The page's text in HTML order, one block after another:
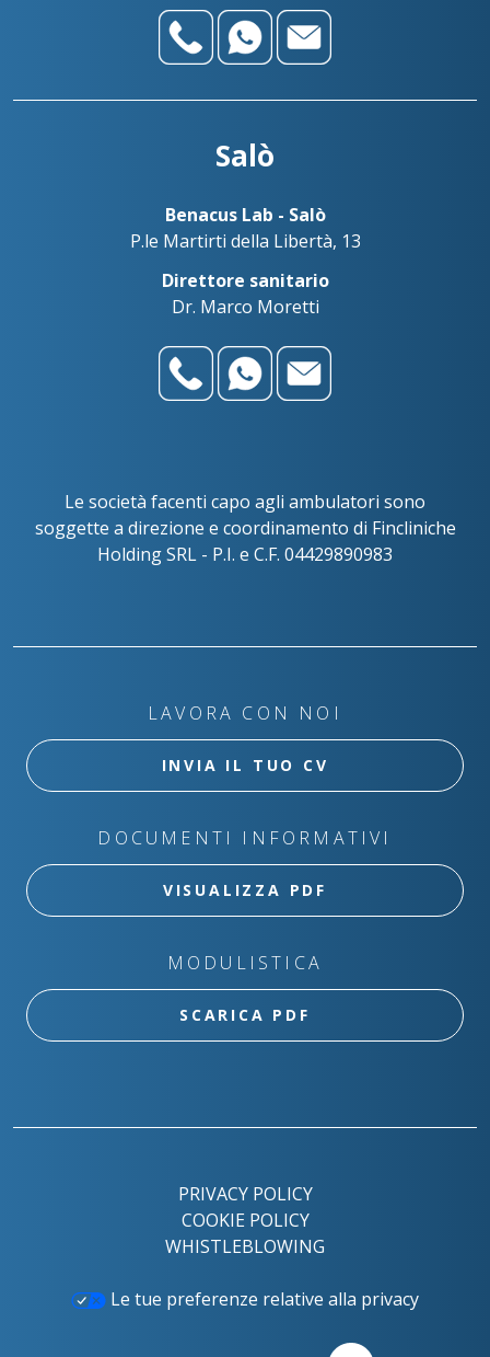
Salò
Benacus Lab - Salò
P.le Martirti della Libertà, 13
Direttore sanitario
Dr. Marco Moretti
Le società facenti capo agli ambulatori sono
soggette a direzione e coordinamento di Fincliniche
Holding SRL - P.I. e C.F. 04429890983
LAVORA CON NOI
INVIA IL TUO CV
DOCUMENTI INFORMATIVI
VISUALIZZA PDF
MODULISTICA
SCARICA PDF
PRIVACY POLICY
COOKIE POLICY
WHISTLEBLOWING
Le tue preferenze relative alla privacy